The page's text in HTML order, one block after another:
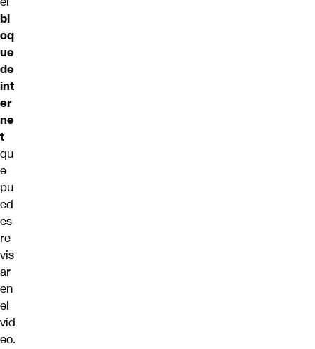
bl
oq
ue
de
int
er
ne
t
qu
e
pu
ed
es
re
vis
ar
en
el
vid
eo.